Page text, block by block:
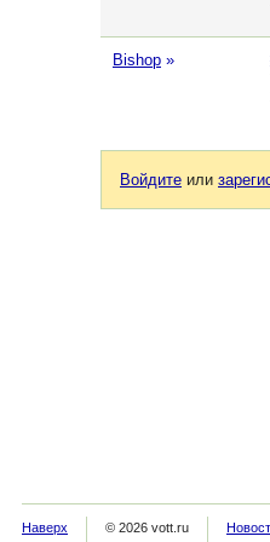
Bishop »
Войдите или
Наверх © 2026 vott.ru